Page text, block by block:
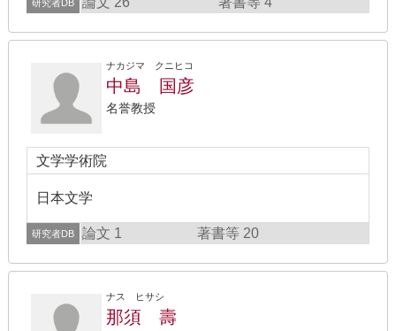
研究者DB
ナカジマ クニヒコ
中島 国彦
名誉教授
文学学術院
日本文学
研究者DB 論文 1 著書等 20
ナス ヒサシ
那須 壽